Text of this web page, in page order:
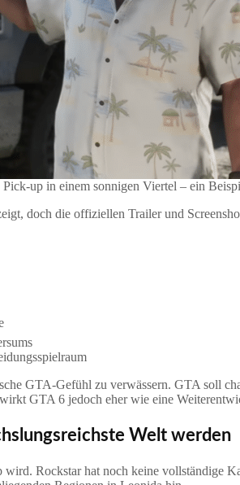
up in einem sonnigen Viertel – ein
doch die offiziellen Trailer und
GTA‑Gefühl zu verwässern. GTA soll
GTA 6 jedoch eher wie eine
Welt werden
Rockstar hat noch keine vollständige